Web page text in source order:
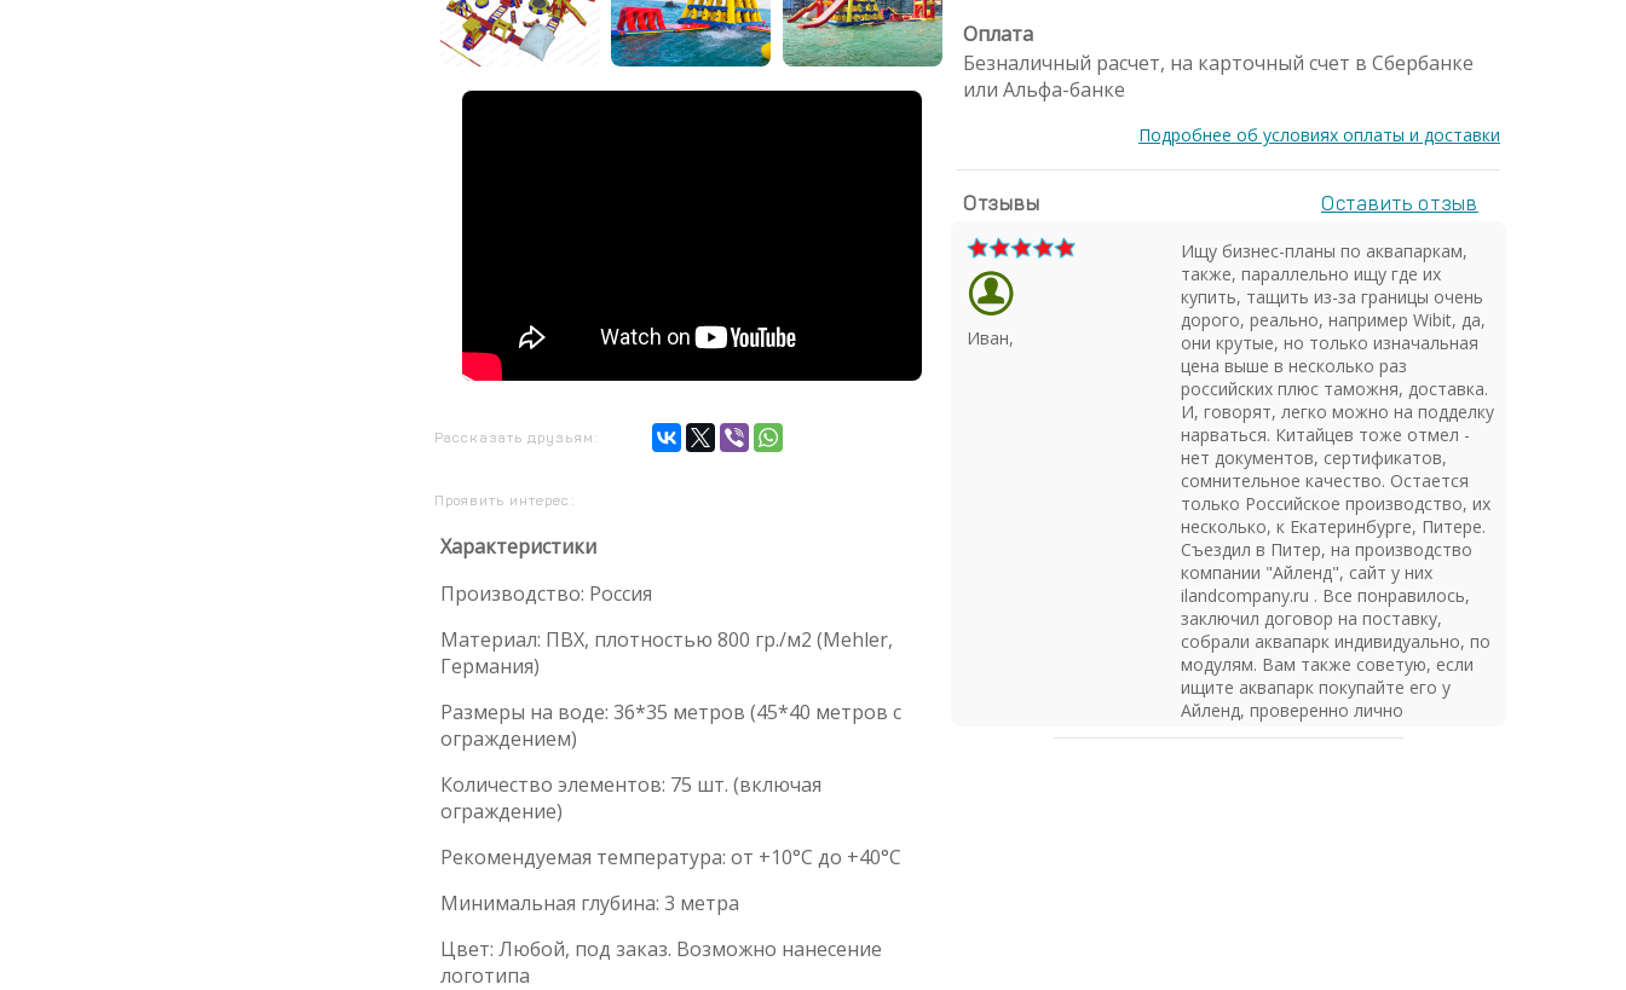
Рассказать друзьям:
Проявить интерес:
Характеристики
Производство: Россия
Материал: ПВХ, плотностью 800 гр./м2 (Mehler,
Германия)
Размеры на воде: 36*35 метров (45*40 метров с
ограждением)
Количество элементов: 75 шт. (включая
ограждение)
Рекомендуемая температура: от +10°С до +40°С
Минимальная глубина: 3 метра
Цвет: Любой, под заказ. Возможно нанесение
логотипа
Оплата
Безналичный расчет, на карточный счет в Сбербанке
или Альфа-банке
Подробнее об условиях оплаты и доставки
Отзывы Оставить отзыв
Иван,
Ищу бизнес-планы по аквапаркам,
также, параллельно ищу где их
купить, тащить из-за границы очень
дорого, реально, например Wibit, да,
они крутые, но только изначальная
цена выше в несколько раз
российских плюс таможня, доставка.
И, говорят, легко можно на подделку
нарваться. Китайцев тоже отмел -
нет документов, сертификатов,
сомнительное качество. Остается
только Российское производство, их
несколько, к Екатеринбурге, Питере.
Съездил в Питер, на производство
компании "Айленд", сайт у них
ilandcompany.ru . Все понравилось,
заключил договор на поставку,
собрали аквапарк индивидуально, по
модулям. Вам также советую, если
ищите аквапарк покупайте его у
Айленд, проверенно лично